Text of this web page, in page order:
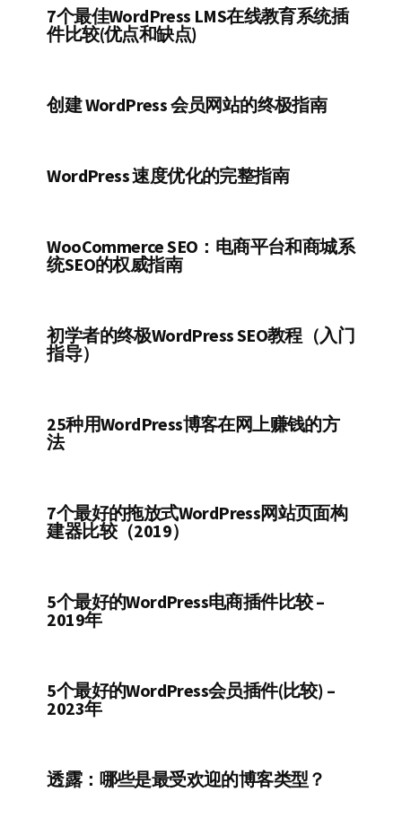
7个最佳WordPress LMS在线教育系统插
件比较(优点和缺点)
创建 WordPress 会员网站的终极指南
WordPress 速度优化的完整指南
WooCommerce SEO：电商平台和商城系
统SEO的权威指南
初学者的终极WordPress SEO教程（入门
指导）
25种用WordPress博客在网上赚钱的方
法
7个最好的拖放式WordPress网站页面构
建器比较（2019）
5个最好的WordPress电商插件比较 –
2019年
5个最好的WordPress会员插件(比较) –
2023年
透露：哪些是最受欢迎的博客类型？